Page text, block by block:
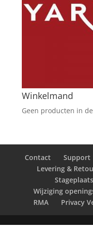
Winkelmand
Geen producten in
Contact Support
Levering &
Wijziging
RMA
Privacy